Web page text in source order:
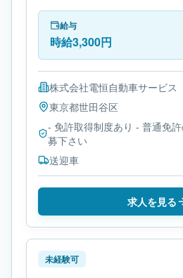
す。勤務時間は- シフト制です
制度ありです。
給与
時給3,300円
株式会社電恒自動車サービス
東京都世田谷区
- 免許取得制度あり - 普通免
募下さい
送迎車
求人を見る
未経験可